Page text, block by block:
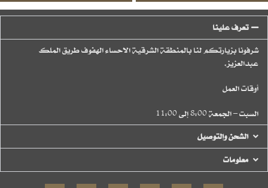
تعرف علينا
شرفونا بزيارتكم لنا بالمنطقة الشرقية الاحساء الهفوف طريق الملك
عبدالعزيز.
أوقات العمل
السبت – الجمعة 8:00 إلى 11:00
الشحن والتوصيل
معلومات